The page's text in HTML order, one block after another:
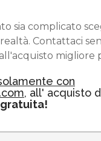
sia complicato
Contattaci
migliore
con
, all' acquisto